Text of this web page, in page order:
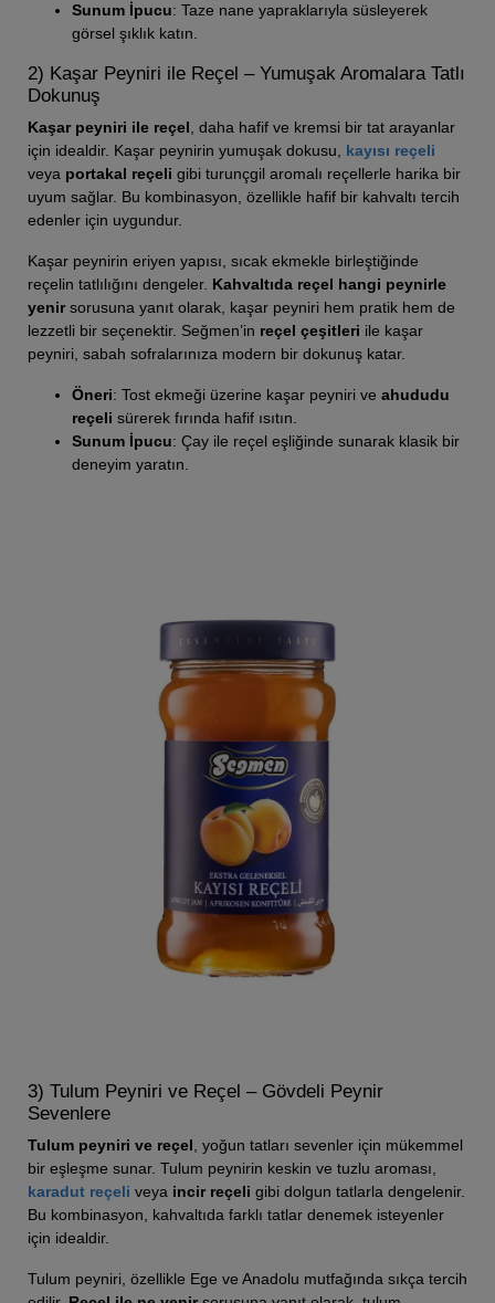
Sunum İpucu: Taze nane yapraklarıyla süsleyerek
görsel şıklık katın.
2) Kaşar Peyniri ile Reçel – Yumuşak Aromalara Tatlı
Dokunuş
Kaşar peyniri ile reçel , daha hafif ve kremsi bir tat arayanlar
için idealdir. Kaşar peynirin yumuşak dokusu, kayısı reçeli
veya portakal reçeli gibi turunçgil aromalı reçellerle harika bir
uyum sağlar. Bu kombinasyon, özellikle hafif bir kahvaltı tercih
edenler için uygundur.
Kaşar peynirin eriyen yapısı, sıcak ekmekle birleştiğinde
reçelin tatlılığını dengeler. Kahvaltıda reçel hangi peynirle
yenirsorusuna yanıt olarak, kaşar peyniri hem pratik hem de
lezzetli bir seçenektir. Seğmen’in reçel çeşitleri ile kaşar
peyniri, sabah sofralarınıza modern bir dokunuş katar.
Öneri: Tost ekmeği üzerine kaşar peyniri ve ahududu
reçeli sürerek fırında hafif ısıtın.
Sunum İpucu: Çay ile reçel eşliğinde sunarak klasik bir
deneyim yaratın.
3) Tulum Peyniri ve Reçel – Gövdeli Peynir
Sevenlere
Tulum peyniri ve reçel , yoğun tatları sevenler için mükemmel
bir eşleşme sunar. Tulum peynirin keskin ve tuzlu aroması,
karadut reçeli veya incir reçeli gibi dolgun tatlarla dengelenir.
Bu kombinasyon, kahvaltıda farklı tatlar denemek isteyenler
için idealdir.
Tulum peyniri, özellikle Ege ve Anadolu mutfağında sıkça tercih